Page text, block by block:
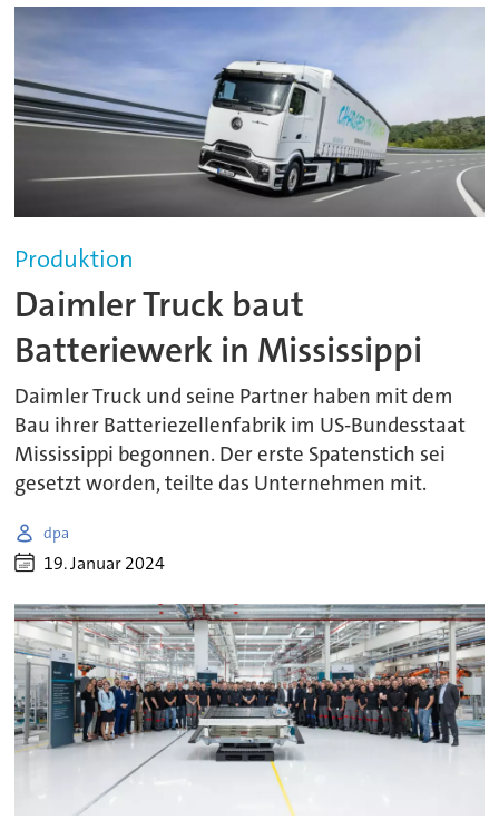
Produktion
Daimler Truck baut
Batteriewerk in Mississippi
Daimler Truck und seine Partner haben mit dem
Bau ihrer Batteriezellenfabrik im US-Bundesstaat
Mississippi begonnen. Der erste Spatenstich sei
gesetzt worden, teilte das Unternehmen mit.
dpa
19. Januar 2024